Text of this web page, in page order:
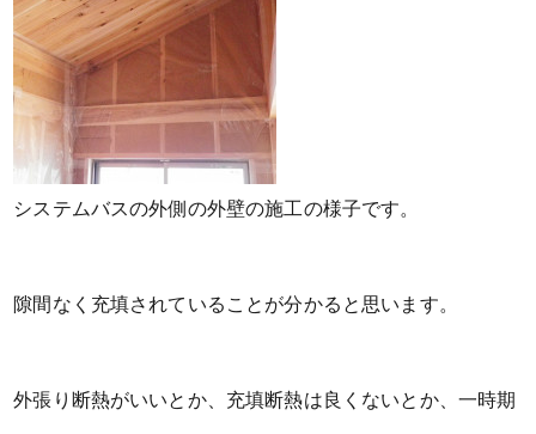
システムバスの外側の外壁の施工の様子です。
隙間なく充填されていることが分かると思います。
外張り断熱がいいとか、充填断熱は良くないとか、一時期